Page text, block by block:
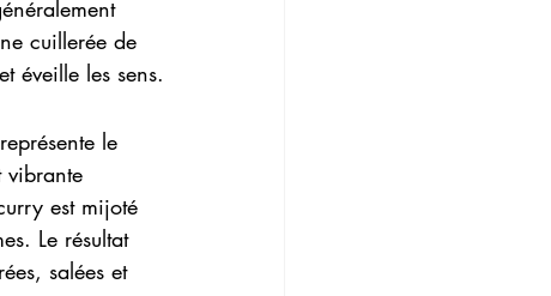
cuillerée de
éveille les sens.
le
est mijoté
Le résultat
salées et